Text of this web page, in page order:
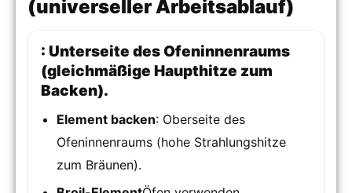
(universeller Arbeitsablauf)
: Unterseite des Ofeninnenraums
(gleichmäßige Haupthitze zum
Backen).
Element backen: Oberseite des
Ofeninnenraums (hohe Strahlungshitze
zum Bräunen).